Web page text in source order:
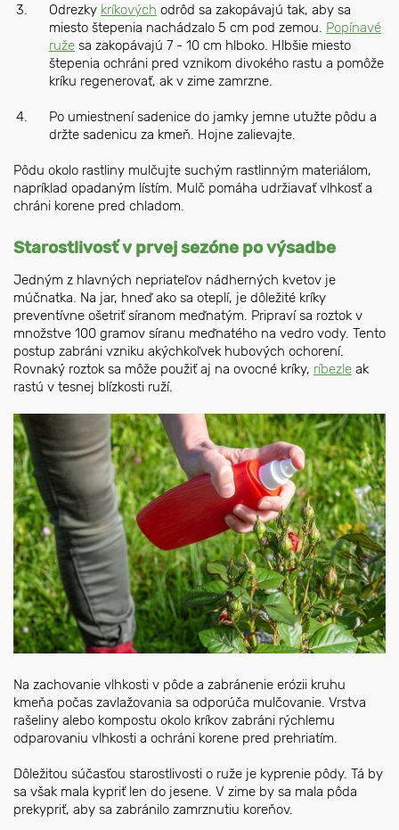
Odrezky kríkových odrôd sa zakopávajú tak, aby sa
miesto štepenia nachádzalo 5 cm pod zemou. Popínavé
ruže sa zakopávajú 7 - 10 cm hlboko. Hlbšie miesto
štepenia ochráni pred vznikom divokého rastu a pomôže
kríku regenerovať, ak v zime zamrzne.
Po umiestnení sadenice do jamky jemne utužte pôdu a
držte sadenicu za kmeň. Hojne zalievajte.
Pôdu okolo rastliny mulčujte suchým rastlinným materiálom,
napríklad opadaným lístím. Mulč pomáha udržiavať vlhkosť a
chráni korene pred chladom.
Starostlivosť v prvej sezóne po výsadbe
Jedným z hlavných nepriateľov nádherných kvetov je
múčnatka. Na jar, hneď ako sa oteplí, je dôležité kríky
preventívne ošetriť síranom meďnatým. Pripraví sa roztok v
množstve 100 gramov síranu meďnatého na vedro vody. Tento
postup zabráni vzniku akýchkoľvek hubových ochorení.
Rovnaký roztok sa môže použiť aj na ovocné kríky, ríbezle ak
rastú v tesnej blízkosti ruží.
Na zachovanie vlhkosti v pôde a zabránenie erózii kruhu
kmeňa počas zavlažovania sa odporúča mulčovanie. Vrstva
rašeliny alebo kompostu okolo kríkov zabráni rýchlemu
odparovaniu vlhkosti a ochráni korene pred prehriatím.
Dôležitou súčasťou starostlivosti o ruže je kyprenie pôdy. Tá by
sa však mala kypriť len do jesene. V zime by sa mala pôda
prekypriť, aby sa zabránilo zamrznutiu koreňov.